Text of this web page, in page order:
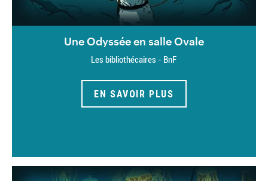
Une Odyssée en salle Ovale
Les bibliothécaires - BnF
EN SAVOIR PLUS